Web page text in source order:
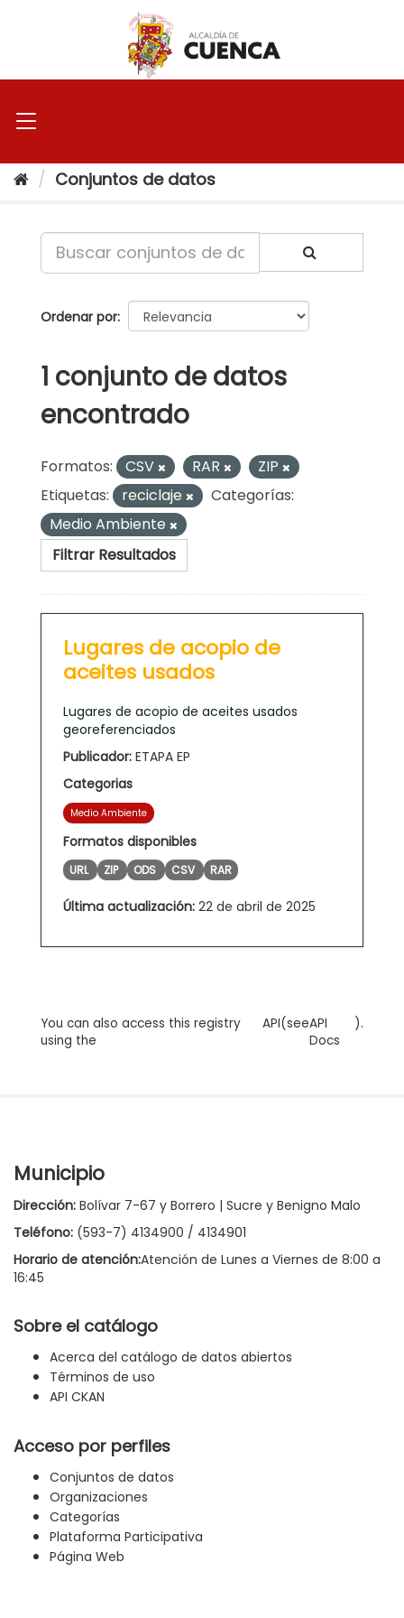
Conjuntos de datos
Ordenar por
1 conjunto de datos
encontrado
Formatos: CSV RAR
ZIP
Etiquetas:
reciclaje
Categorías:
Medio Ambiente
Filtrar Resultados
Lugares de acopio de
aceites usados
Lugares de acopio de aceites usados
georeferenciados
Publicador: ETAPA EP
Categorias
Medio Ambiente
Formatos disponibles
URL ZIP ODS CSV RAR
Última actualización: 22 de abril de 2025
You can also access this registry
using the
API(seeAPI
Docs
).
Municipio
Dirección: Bolívar 7-67 y Borrero | Sucre y Benigno Malo
Teléfono: (593-7) 4134900 / 4134901
Horario de atención:Atención de Lunes a Viernes de 8:00 a
16:45
Sobre el catálogo
Acerca del catálogo de datos abiertos
Términos de uso
API CKAN
Acceso por perfiles
Conjuntos de datos
Organizaciones
Categorías
Plataforma Participativa
Página Web